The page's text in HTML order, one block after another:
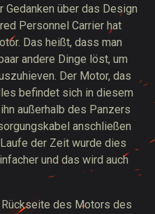
Gedanken über das Design
Personnel Carrier hat
Das heißt, dass man
andere Dinge löst, um
Der Motor, das
befindet sich in diesem
außerhalb des Panzers
anschließen
der Zeit wurde dies
und das wird auch
des Motors des